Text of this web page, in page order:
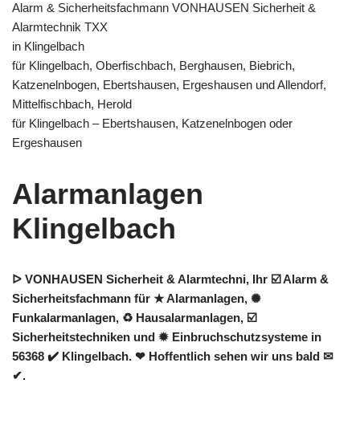
Alarm & Sicherheitsfachmann VONHAUSEN Sicherheit &
Alarmtechnik TXX
in Klingelbach
für Klingelbach, Oberfischbach, Berghausen, Biebrich,
Katzenelnbogen, Ebertshausen, Ergeshausen und Allendorf,
Mittelfischbach, Herold
für Klingelbach – Ebertshausen, Katzenelnbogen oder
Ergeshausen
Alarmanlagen
Klingelbach
ᐅ VONHAUSEN Sicherheit & Alarmtechni, Ihr ☑️ Alarm &
Sicherheitsfachmann für ★ Alarmanlagen, ✺
Funkalarmanlagen, ♻ Hausalarmanlagen, ☑️
Sicherheitstechniken und ✹ Einbruchschutzsysteme in
56368 ✔️ Klingelbach. ❤ Hoffentlich sehen wir uns bald ✉
✔.